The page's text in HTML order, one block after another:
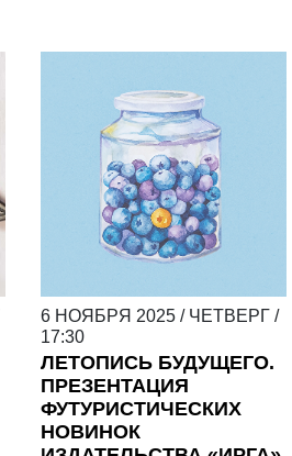
6 НОЯБРЯ 2025 / ЧЕТВЕРГ /
17:30
ЛЕТОПИСЬ БУДУЩЕГО.
ПРЕЗЕНТАЦИЯ
ФУТУРИСТИЧЕСКИХ
НОВИНОК